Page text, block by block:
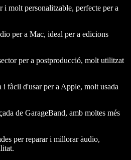
i molt personalitzable, perfecte per a
per a Mac, ideal per a edicions
per a postproducció, molt utilitzat
i fàcil d'usar per a Apple, molt usada
de GarageBand, amb moltes més
per reparar i millorar àudio,